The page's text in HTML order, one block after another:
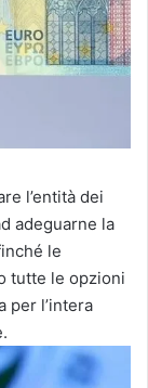
l’entità dei
adeguarne la
le
tutte le opzioni
per l’intera